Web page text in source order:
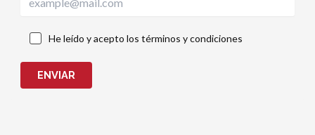
He leído y acepto los términos y condiciones
ENVIAR